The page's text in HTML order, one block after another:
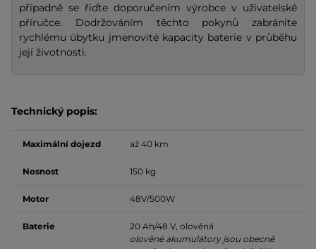
případně se řiďte doporučením výrobce v uživatelské
příručce. Dodržováním těchto pokynů zabráníte
rychlému úbytku jmenovité kapacity baterie v průběhu
její životnosti.
Technický popis:
Maximální dojezd až 40 km
Nosnost 150 kg
Motor 48V/500W
Baterie
20 Ah/48 V, olověná
olověné akumulátory jsou obecně